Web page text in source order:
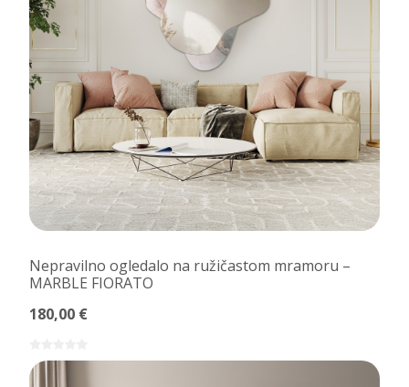
Nepravilno ogledalo na ružičastom mramoru –
MARBLE FIORATO
180,00 €